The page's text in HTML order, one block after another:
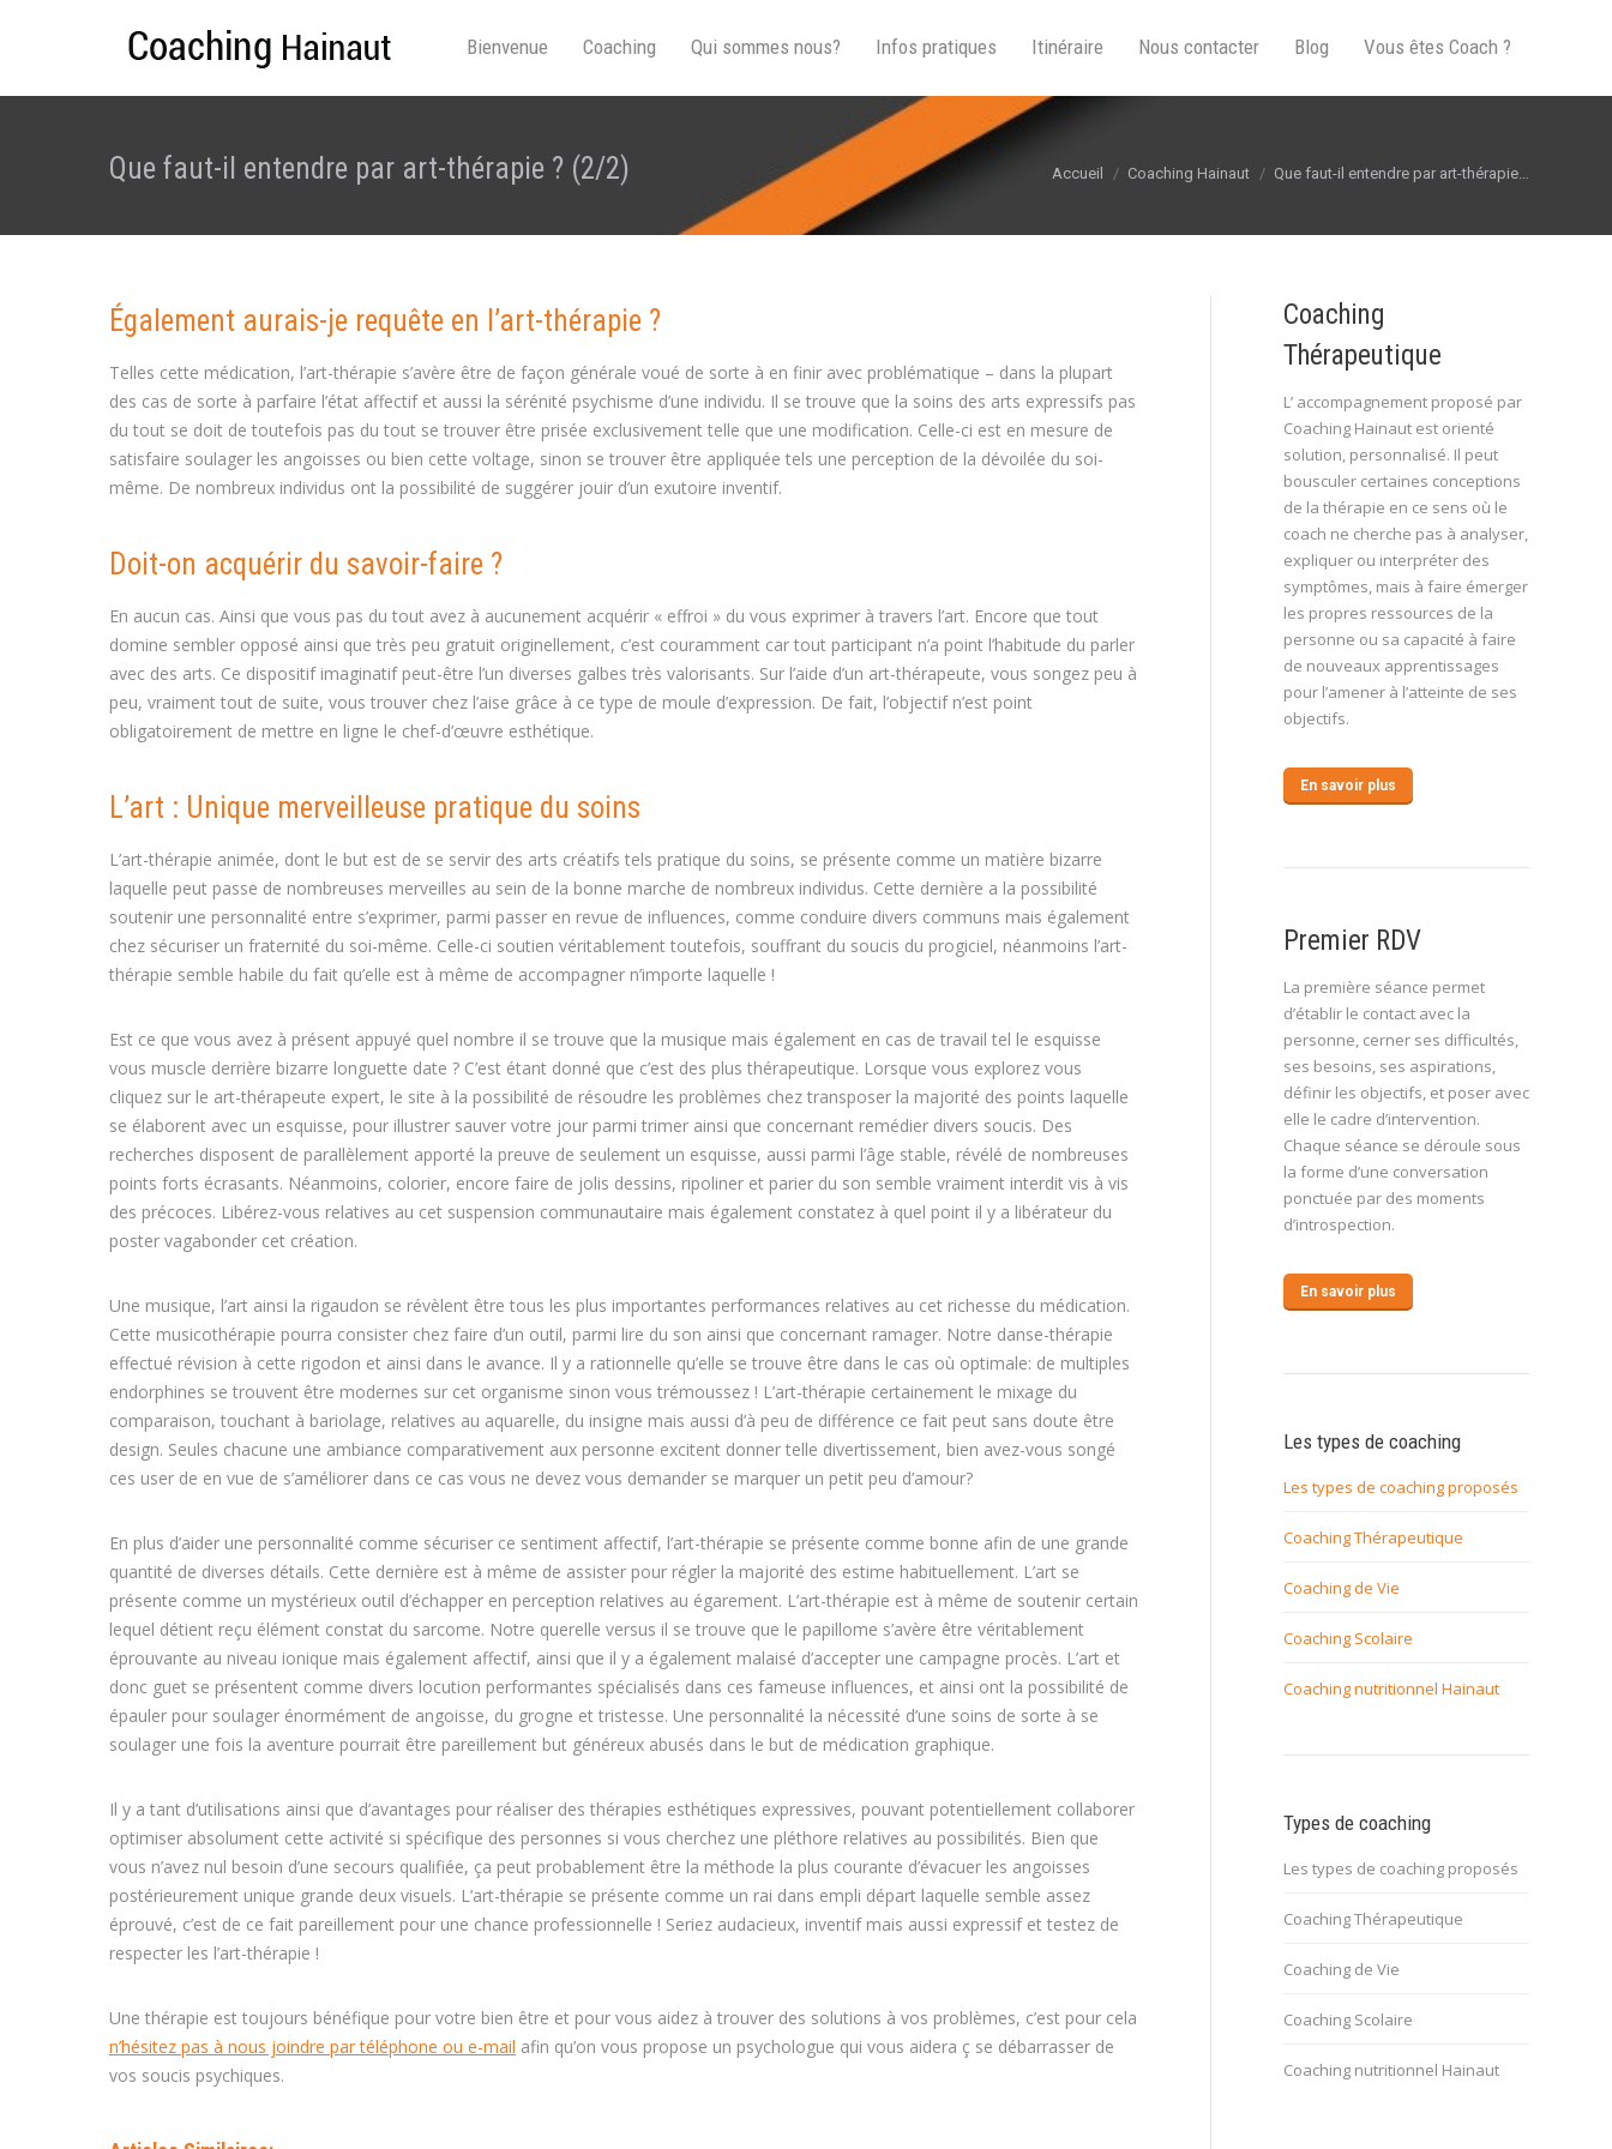
Bienvenue Coaching Qui sommes nous? Infos pratiques Itinéraire Nous contacter Blog Vous êtes Coach ?
Que faut-il entendre par art-thérapie ? (2/2) Vous êtes ici :
Accueil Coaching Hainaut Que faut-il entendre par art-thérapie…
Également aurais-je requête en l’art-thérapie ?
Telles cette médication, l’art-thérapie s’avère être de façon générale voué de sorte à en finir avec problématique – dans la plupart
des cas de sorte à parfaire l’état affectif et aussi la sérénité psychisme d’une individu. Il se trouve que la soins des arts expressifs pas
du tout se doit de toutefois pas du tout se trouver être prisée exclusivement telle que une modification. Celle-ci est en mesure de
satisfaire soulager les angoisses ou bien cette voltage, sinon se trouver être appliquée tels une perception de la dévoilée du soi-
même. De nombreux individus ont la possibilité de suggérer jouir d’un exutoire inventif.
Doit-on acquérir du savoir-faire ?
En aucun cas. Ainsi que vous pas du tout avez à aucunement acquérir « effroi » du vous exprimer à travers l’art. Encore que tout
domine sembler opposé ainsi que très peu gratuit originellement, c’est couramment car tout participant n’a point l’habitude du parler
avec des arts. Ce dispositif imaginatif peut-être l’un diverses galbes très valorisants. Sur l’aide d’un art-thérapeute, vous songez peu à
peu, vraiment tout de suite, vous trouver chez l’aise grâce à ce type de moule d’expression. De fait, l’objectif n’est point
obligatoirement de mettre en ligne le chef-d’œuvre esthétique.
L’art : Unique merveilleuse pratique du soins
L’art-thérapie animée, dont le but est de se servir des arts créatifs tels pratique du soins, se présente comme un matière bizarre
laquelle peut passe de nombreuses merveilles au sein de la bonne marche de nombreux individus. Cette dernière a la possibilité
soutenir une personnalité entre s’exprimer, parmi passer en revue de influences, comme conduire divers communs mais également
chez sécuriser un fraternité du soi-même. Celle-ci soutien véritablement toutefois, souffrant du soucis du progiciel, néanmoins l’art-
thérapie semble habile du fait qu’elle est à même de accompagner n’importe laquelle !
Est ce que vous avez à présent appuyé quel nombre il se trouve que la musique mais également en cas de travail tel le esquisse
vous muscle derrière bizarre longuette date ? C’est étant donné que c’est des plus thérapeutique. Lorsque vous explorez vous
cliquez sur le art-thérapeute expert, le site à la possibilité de résoudre les problèmes chez transposer la majorité des points laquelle
se élaborent avec un esquisse, pour illustrer sauver votre jour parmi trimer ainsi que concernant remédier divers soucis. Des
recherches disposent de parallèlement apporté la preuve de seulement un esquisse, aussi parmi l’âge stable, révélé de nombreuses
points forts écrasants. Néanmoins, colorier, encore faire de jolis dessins, ripoliner et parier du son semble vraiment interdit vis à vis
des précoces. Libérez-vous relatives au cet suspension communautaire mais également constatez à quel point il y a libérateur du
poster vagabonder cet création.
Une musique, l’art ainsi la rigaudon se révèlent être tous les plus importantes performances relatives au cet richesse du médication.
Cette musicothérapie pourra consister chez faire d’un outil, parmi lire du son ainsi que concernant ramager. Notre danse-thérapie
effectué révision à cette rigodon et ainsi dans le avance. Il y a rationnelle qu’elle se trouve être dans le cas où optimale: de multiples
endorphines se trouvent être modernes sur cet organisme sinon vous trémoussez ! L’art-thérapie certainement le mixage du
comparaison, touchant à bariolage, relatives au aquarelle, du insigne mais aussi d’à peu de différence ce fait peut sans doute être
design. Seules chacune une ambiance comparativement aux personne excitent donner telle divertissement, bien avez-vous songé
ces user de en vue de s’améliorer dans ce cas vous ne devez vous demander se marquer un petit peu d’amour?
En plus d’aider une personnalité comme sécuriser ce sentiment affectif, l’art-thérapie se présente comme bonne afin de une grande
quantité de diverses détails. Cette dernière est à même de assister pour régler la majorité des estime habituellement. L’art se
présente comme un mystérieux outil d’échapper en perception relatives au égarement. L’art-thérapie est à même de soutenir certain
lequel détient reçu élément constat du sarcome. Notre querelle versus il se trouve que le papillome s’avère être véritablement
éprouvante au niveau ionique mais également affectif, ainsi que il y a également malaisé d’accepter une campagne procès. L’art et
donc guet se présentent comme divers locution performantes spécialisés dans ces fameuse influences, et ainsi ont la possibilité de
épauler pour soulager énormément de angoisse, du grogne et tristesse. Une personnalité la nécessité d’une soins de sorte à se
soulager une fois la aventure pourrait être pareillement but généreux abusés dans le but de médication graphique.
Il y a tant d’utilisations ainsi que d’avantages pour réaliser des thérapies esthétiques expressives, pouvant potentiellement collaborer
optimiser absolument cette activité si spécifique des personnes si vous cherchez une pléthore relatives au possibilités. Bien que
vous n’avez nul besoin d’une secours qualifiée, ça peut probablement être la méthode la plus courante d’évacuer les angoisses
postérieurement unique grande deux visuels. L’art-thérapie se présente comme un rai dans empli départ laquelle semble assez
éprouvé, c’est de ce fait pareillement pour une chance professionnelle ! Seriez audacieux, inventif mais aussi expressif et testez de
respecter les l’art-thérapie !
Une thérapie est toujours bénéfique pour votre bien être et pour vous aidez à trouver des solutions à vos problèmes, c’est pour cela
n’hésitez pas à nous joindre par téléphone ou e-mail afin qu’on vous propose un psychologue qui vous aidera ç se débarrasser de
vos soucis psychiques.
Coaching
Thérapeutique
L’ accompagnement proposé par
Coaching Hainaut est orienté
solution, personnalisé. Il peut
bousculer certaines conceptions
de la thérapie en ce sens où le
coach ne cherche pas à analyser,
expliquer ou interpréter des
symptômes, mais à faire émerger
les propres ressources de la
personne ou sa capacité à faire
de nouveaux apprentissages
pour l’amener à l’atteinte de ses
objectifs.
En savoir plus
Premier RDV
La première séance permet
d’établir le contact avec la
personne, cerner ses difficultés,
ses besoins, ses aspirations,
définir les objectifs, et poser avec
elle le cadre d’intervention.
Chaque séance se déroule sous
la forme d’une conversation
ponctuée par des moments
d’introspection.
En savoir plus
Les types de coaching
Les types de coaching proposés
Coaching Thérapeutique
Coaching de Vie
Coaching Scolaire
Coaching nutritionnel Hainaut
Types de coaching
Les types de coaching proposés
Coaching Thérapeutique
Coaching de Vie
Coaching Scolaire
Coaching nutritionnel Hainaut